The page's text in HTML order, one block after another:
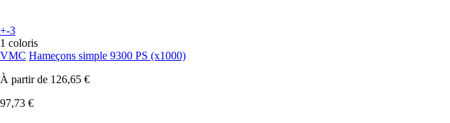
+-3
1 coloris
VMC Hameçons simple 9300 PS (x1000)
À partir de 126,65 €
97,73 €